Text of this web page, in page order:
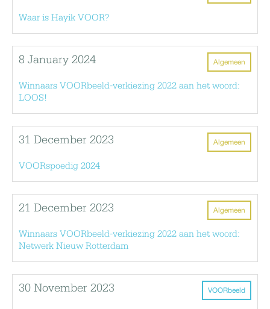
Waar is Hayik VOOR?
Algemeen
8 January 2024
Winnaars VOORbeeld-verkiezing 2022 aan het woord:
LOOS!
Algemeen
31 December 2023
VOORspoedig 2024
Algemeen
21 December 2023
Winnaars VOORbeeld-verkiezing 2022 aan het woord:
Netwerk Nieuw Rotterdam
VOORbeeld
30 November 2023